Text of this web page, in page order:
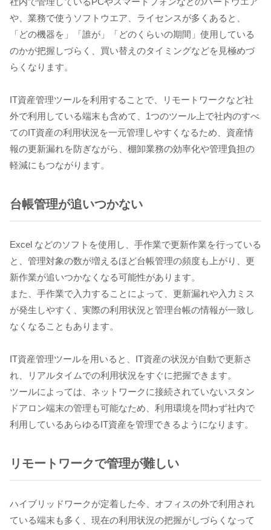
や、業務で使うソフトウエア、ライセンスが多くあると、
「どの機器を」「誰が」「どのくらいの期間」使用している
のかが把握しづらく、買い替えのタイミングなどを見極めづ
らくなります。
IT資産管理ツールを利用することで、リモートワークなど社
外で利用している端末も含めて、1つのツール上で社内のすべ
てのIT資産の利用状況を一元管理しやすくなるため、資産情
報の更新漏れを防ぎながら、棚卸業務の効率化や管理負担の
軽減にもつながります。
台帳管理が追いつかない
Excel などのソフトを使用し、手作業で更新作業を行っている
と、管理対象の数が増えるほど台帳管理の頻度も上がり、更
新作業が追いつかなくなる可能性があります。
また、手作業で入力することによって、更新漏れや入力ミス
が発生しやすく、実際の利用状況と管理台帳の情報が一致し
なくなることもあります。
IT資産管理ツールを用いると、IT資産の状況が自動で更新さ
れ、リアルタイムでの利用状況をすぐに把握できます。
ツールによっては、ネットワークに接続されていないスタン
ドアロン端末の管理も可能なため、利用環境を問わず社内で
利用しているあらゆるIT資産を管理できるようになります。
リモートワークで管理が難しい
ハイブリッドワークが定着した今、オフィスの外で利用され
ている端末も多く、現在の利用状況の把握がしづらくなって